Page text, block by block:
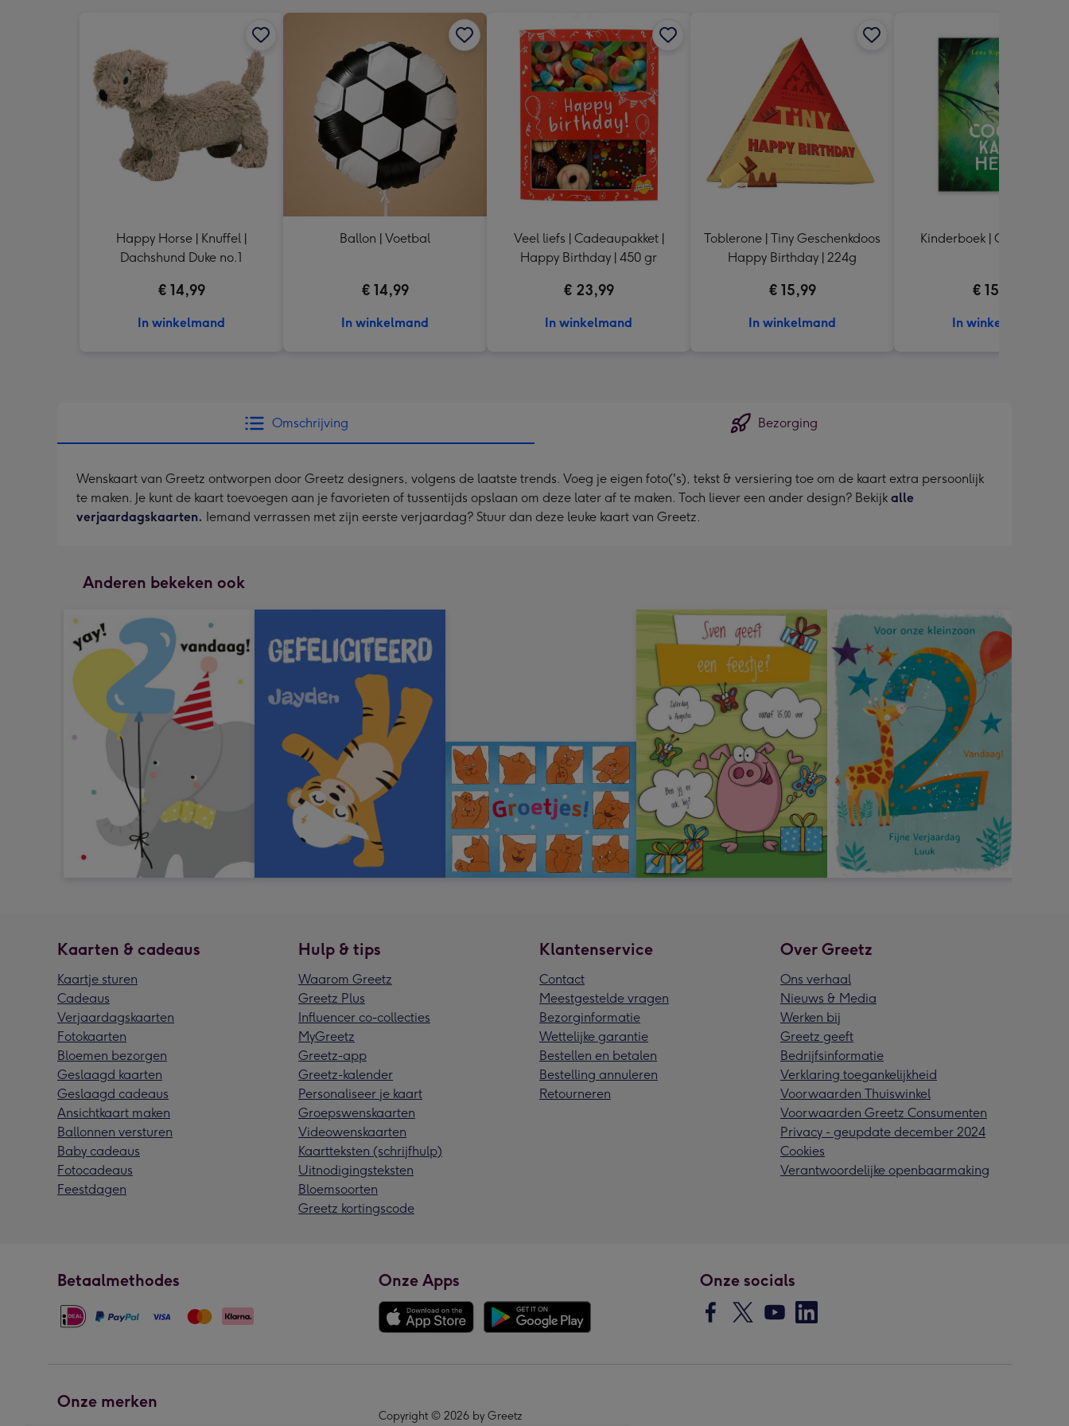
Happy Horse | Knuffel |
Dachshund Duke no.1
€ 14,99
In winkelmand
Ballon | Voetbal
€ 14,99
In winkelmand
Veel liefs | Cadeaupakket |
Happy Birthday | 450 gr
€ 23,99
In winkelmand
Toblerone | Tiny Geschenkdoos
Happy Birthday | 224g
€ 15,99
In winkelmand
Kinderboek | Coco kan
€ 15,99
In winkelmand
Omschrijving Bezorging
Wenskaart van Greetz ontworpen door Greetz designers, volgens de laatste trends. Voeg je eigen foto('s), tekst & versiering toe om de kaart extra persoonlijk
te maken. Je kunt de kaart toevoegen aan je favorieten of tussentijds opslaan om deze later af te maken. Toch liever een ander design? Bekijk alle
verjaardagskaarten. Iemand verrassen met zijn eerste verjaardag? Stuur dan deze leuke kaart van Greetz.
Anderen bekeken ook
Kaarten & cadeaus
Kaartje sturen
Cadeaus
Verjaardagskaarten
Fotokaarten
Bloemen bezorgen
Geslaagd kaarten
Geslaagd cadeaus
Ansichtkaart maken
Ballonnen versturen
Baby cadeaus
Fotocadeaus
Feestdagen
Hulp & tips
Waarom Greetz
Greetz Plus
Influencer co-collecties
MyGreetz
Greetz-app
Greetz-kalender
Personaliseer je kaart
Groepswenskaarten
Videowenskaarten
Kaartteksten (schrijfhulp)
Uitnodigingsteksten
Bloemsoorten
Greetz kortingscode
Klantenservice
Contact
Meestgestelde vragen
Bezorginformatie
Wettelijke garantie
Bestellen en betalen
Bestelling annuleren
Retourneren
Over Greetz
Ons verhaal
Nieuws & Media
Werken bij
Greetz geeft
Bedrijfsinformatie
Verklaring toegankelijkheid
Voorwaarden Thuiswinkel
Voorwaarden Greetz Consumenten
Privacy - geupdate december 2024
Cookies
Verantwoordelijke openbaarmaking
Betaalmethodes Onze Apps Onze socials
Onze merken
Copyright © 2026 by Greetz